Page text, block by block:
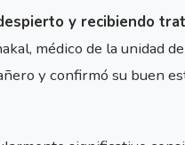
y recibiendo
médico de la unidad
y confirmó su buen